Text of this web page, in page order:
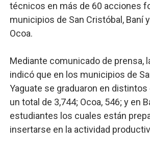
técnicos en más de 60 acciones
municipios de San Cristóbal, Baní
Ocoa.
Mediante comunicado de prensa,
indicó que en los municipios de
Yaguate se graduaron en
un total de 3,744; Ocoa, 546; y en
estudiantes los cuales están
insertarse en la actividad